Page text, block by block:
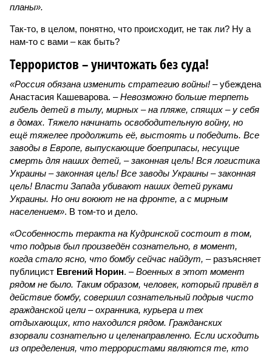
планы».
Так-то, в целом, понятно, что происходит, не так ли? Ну а
нам-то с вами – как быть?
Террористов – уничтожать без суда!
«Россия обязана изменить стратегию войны! – убеждена
Анастасия Кашеварова. –Невозможно больше терпеть
гибель детей в тылу, мирных – на пляже, спящих – у себя
в домах. Тяжело начинать освободительную войну, но
ещё тяжелее продолжить её, выстоять и победить. Все
заводы в Европе, выпускающие боеприпасы, несущие
смерть для наших детей, – законная цель! Вся логистика
Украины – законная цель! Все заводы Украины – законная
цель! Власти Запада убивают наших детей руками
Украины. Но они воюют не на фронте, а с мирным
населением». В том-то и дело.
«Особенность теракта на Кудринской состоит в том,
что подрыв был произведён сознательно, в момент,
когда стало ясно, что бомбу сейчас найдут, – разъясняет
публицист Евгений Норин. –Военных в этот момент
рядом не было. Таким образом, человек, который привёл в
действие бомбу, совершил сознательный подрыв чисто
гражданской цели – охранника, курьера и тех
отдыхающих, кто находился рядом. Гражданских
взорвали сознательно и целенаправленно. Если исходить
из определения, что террористами являются те, кто